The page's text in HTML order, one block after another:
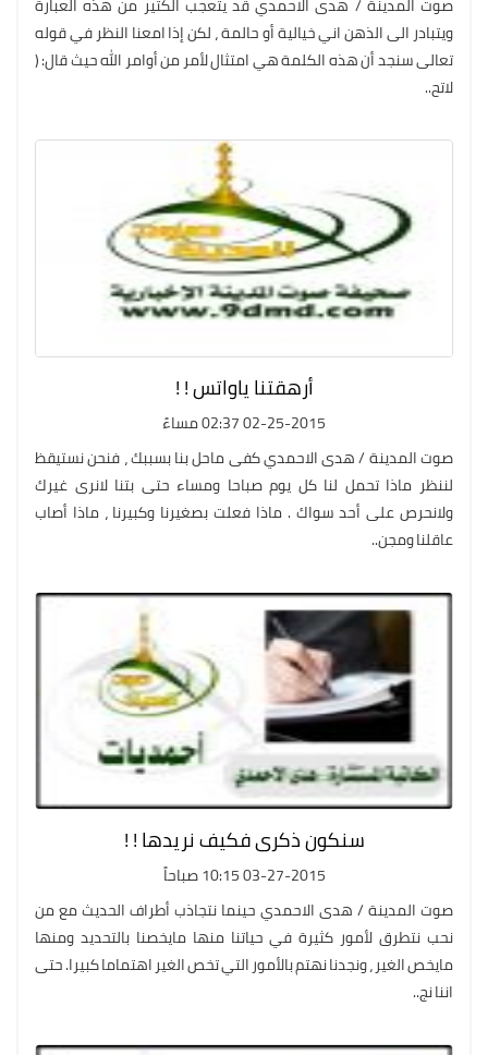
ويتبادر الى الذهن اني خيالية أو حالمة ، لكن إذا امعنا النظر في قوله
تعالى سنجد أن هذه الكلمة هي امتثال لأمر من أوامر الله حيث قال: (
لاتح..
أرهقتنا ياواتس ! !
02-25-2015 02:37 مساءً
صوت المدينة / هدى الاحمدي كفى ماحل بنا بسببك ، فنحن نستيقظ
لننظر ماذا تحمل لنا كل يوم صباحا ومساء حتى بتنا لانرى غيرك
ولانحرص على أحد سواك . ماذا فعلت بصغيرنا وكبيرنا ، ماذا أصاب
عاقلنا ومجن..
سنكون ذكرى فكيف نريدها ! !
03-27-2015 10:15 صباحاً
صوت المدينة / هدى الاحمدي حينما نتجاذب أطراف الحديث مع من
نحب نتطرق لأمور كثيرة في حياتنا منها مايخصنا بالتحديد ومنها
مايخص الغير ، ونجدنا نهتم بالأمور التي تخص الغير اهتماما كبيرا. حتى
اننا نج..